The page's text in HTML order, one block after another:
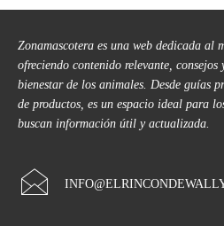
Zonamascotera es una web dedicada al
ofreciendo contenido relevante,
bienestar de los animales. Desde guías
de productos, es un espacio ideal para
buscan información útil y actualizada.